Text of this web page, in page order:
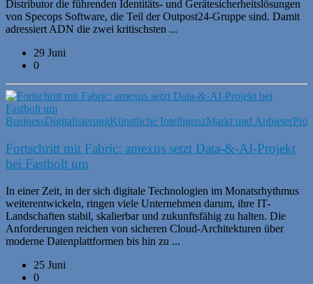
Distributor die führenden Identitäts- und Gerätesicherheitslösungen
von Specops Software, die Teil der Outpost24-Gruppe sind. Damit
adressiert ADN die zwei kritischsten ...
29 Juni
0
BusinessDigitalisierungKünstliche IntelligenzMarkt und Anbieter
Fortschritt mit Fabric: amexus setzt Data-&-AI-Projekt
bei Fastbolt um
In einer Zeit, in der sich digitale Technologien im Monatsrhythmus
weiterentwickeln, ringen viele Unternehmen darum, ihre IT-
Landschaften stabil, skalierbar und zukunftsfähig zu halten. Die
Anforderungen reichen von sicheren Cloud-Architekturen über
moderne Datenplattformen bis hin zu ...
25 Juni
0